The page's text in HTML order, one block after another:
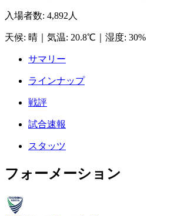
入場者数: 4,892人
天候: 晴 気温: 20.8℃ 湿度: 30%
サマリー
ラインナップ
戦評
試合速報
スタッツ
フォーメーション